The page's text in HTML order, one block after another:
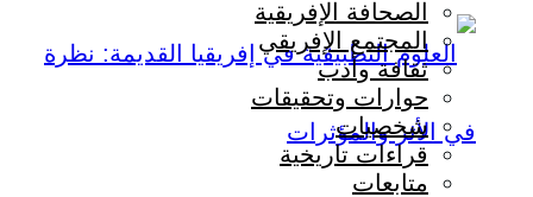
الصحافة الإفريقية
المجتمع الإفريقي
ثقافة وأدب
حوارات وتحقيقات
شخصيات
قراءات تاريخية
متابعات